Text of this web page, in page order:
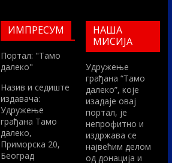
ИМПРЕСУМ
Портал: "Тамо
далеко"
Назив и седиште
издавача:
Удружење
грађана Тамо
далеко,
Приморска 20,
Београд
НАША
МИСИЈА
Удружење
грађана “Тамо
далеко”, које
изадаје овај
портал, је
непрофитно и
издржава се
највећим делом
од донација и